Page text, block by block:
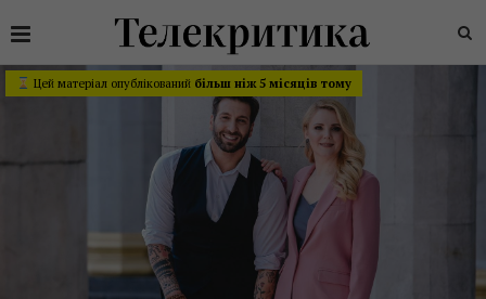
Цей матеріал опублікований більш ніж 5 місяців тому